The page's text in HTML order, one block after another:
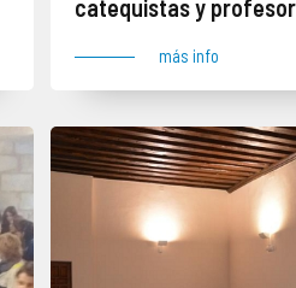
catequistas y
Religión
más info